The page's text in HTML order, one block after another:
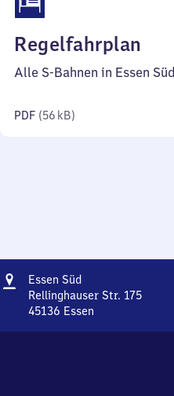
Regelfahrplan
56
Alle S-Bahnen in Essen Süd
PDF (56 kB)
Adresse
Essen SüdEssen
Süd
Rellinghauser Str. 175
45136 Essen